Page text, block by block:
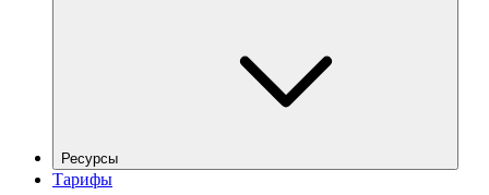
Ресурсы
Тарифы